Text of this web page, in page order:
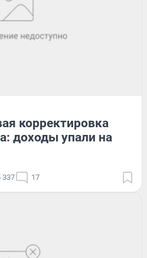
корректировка
доходы упали на
337 17